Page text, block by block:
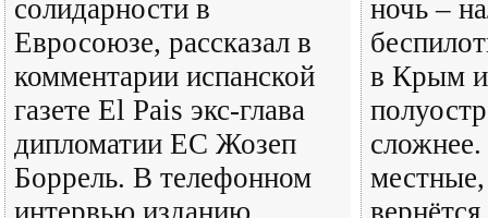
солидарности в
Евросоюзе, рассказал в
комментарии испанской
газете El Pais экс-глава
дипломатии ЕС Жозеп
Боррель. В телефонном
интервью изданию
ночь –
в Крым и